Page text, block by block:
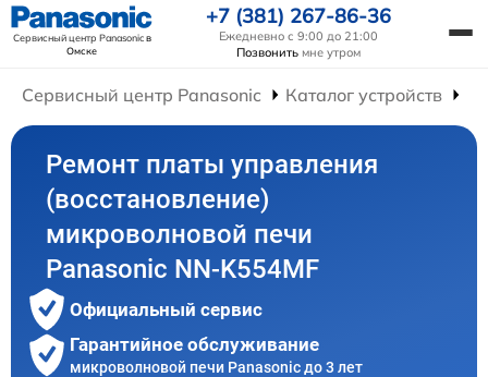
Сервисный центр Panasonicв
Омске
+7 (381) 267-86-36
Ежедневно с 9:00 до 21:00
Позвонить мне утром
Сервисный центр Panasonic Каталог устройств
Ремонт платы управления
(восстановление)
микроволновой печи
Panasonic NN-K554MF
Официальный сервис
Гарантийное обслуживание
микроволновой печи Panasonic до 3 лет